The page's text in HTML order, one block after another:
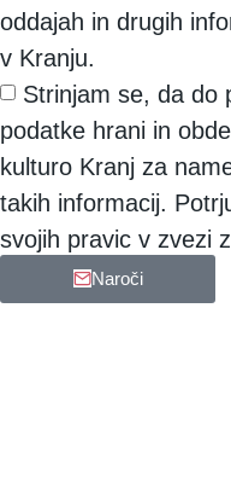
oddajah in drugih
v Kranju.
Strinjam se, da do
podatke hrani in
kulturo Kranj za
takih informacij.
svojih pravic v zvezi
Naroči